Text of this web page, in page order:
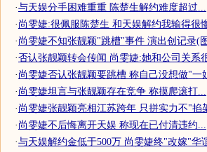
·与天娱分手困难重重 陈楚生解约难度超过...
·尚雯婕:很佩服陈楚生 和天娱解约我输得很
·尚雯婕不知张靓颖"跳槽"事件 演出创记录(
·否认张靓颖转会传闻 尚雯婕:她和公司关系
·尚雯婕否认张靓颖要跳槽 称自己没想做"一
·尚雯婕坦言与张靓颖存在竞争 称摸爬滚打...
·尚雯婕张靓颖亮相江苏跨年 只拼实力不"掐
·尚雯婕不后悔离开天娱 称现在已付清违约...
·与天娱解约金低于500万 尚雯婕终"改嫁"华